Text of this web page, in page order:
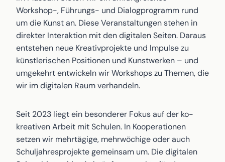
Workshop-, Führungs- und Dialogprogramm rund
um die Kunst an. Diese Veranstaltungen stehen in
direkter Interaktion mit den digitalen Seiten. Daraus
entstehen neue Kreativprojekte und Impulse zu
künstlerischen Positionen und Kunstwerken – und
umgekehrt entwickeln wir Workshops zu Themen, die
wir im digitalen Raum verhandeln.
Seit 2023 liegt ein besonderer Fokus auf der ko-
kreativen Arbeit mit Schulen. In Kooperationen
setzen wir mehrtägige, mehrwöchige oder auch
Schuljahresprojekte gemeinsam um. Die digitalen